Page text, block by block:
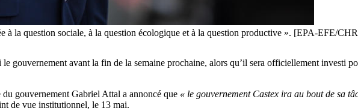
à la question sociale, à la question écologique et à la question productive ». [EPA-EFE/
gouvernement avant la fin de la semaine prochaine, alors qu’il sera officiellement investi
gouvernement Gabriel Attal a annoncé que « le gouvernement Castex ira au bout de sa
de vue institutionnel, le 13 mai.